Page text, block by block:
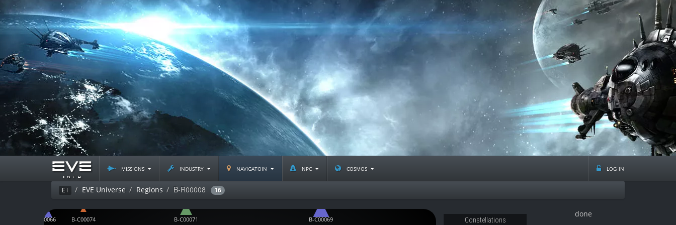
missions industry navigatoin npc cosmos log in
Ei EVE Universe Regions B-R00008 16
B-C00066 B-C00069
B-C00071
B-C00074 Constellations
done